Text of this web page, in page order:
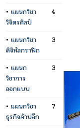
• แผนกวิชา
วิจิตรศิลป์
4
• แผนกวิชา
ดิจิทัลกราฟิก
3
• แผนก
วิชาการ
ออกแบบ
3
• แผนกวิชา
ธุรกิจค้าปลีก
7